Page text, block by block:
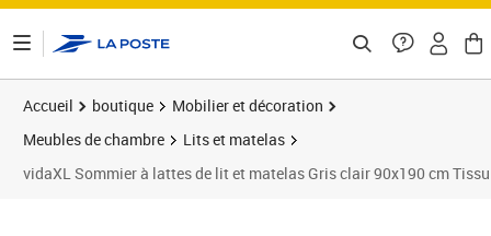
Accueil boutique
Mobilier et décoration
Meubles de chambre
Lits et matelas
vidaXL Sommier à lattes de lit et matelas Gris clair 90x190 cm Tissu